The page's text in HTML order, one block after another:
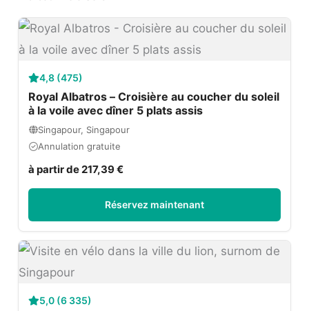
4,8 (475)
Royal Albatros – Croisière au coucher du soleil
à la voile avec dîner 5 plats assis
Singapour, Singapour
Annulation gratuite
à partir de 217,39 €
Réservez maintenant
5,0 (6 335)